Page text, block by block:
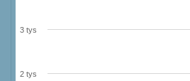
2 tys
3 tys